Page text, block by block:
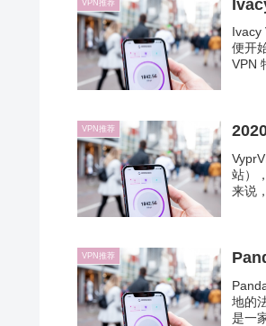
VPN推荐
Ivacy
便开
VPN
VPN推荐
站）
来说
VPN推荐
地的
是一